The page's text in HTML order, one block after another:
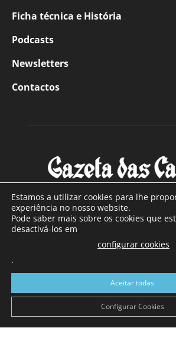
Ficha técnica e História
Podcasts
Newsletters
Contactos
SOBRE NÓS
Com sede nas Caldas da Rainha e
a sul de distrito de Leiria, com mais de
toda a região Oeste. Jornal com
Continental e assinatura
Estamos a utilizar cookies para lhe
experiência no nosso website.
Pode saber mais sobre os cookies que
desactivá-los em
configurar cookies
.
Aceitar todas
Configurar Cookies